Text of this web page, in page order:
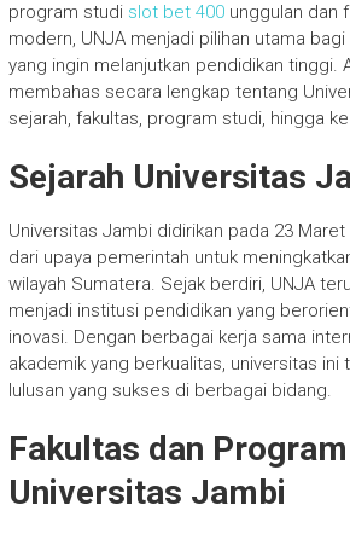
program studi slot bet 400unggulan dan
modern, UNJA menjadi pilihan utama
yang ingin melanjutkan pendidikan tinggi.
membahas secara lengkap tentang
sejarah, fakultas, program studi, hingga
Sejarah Universitas
Universitas Jambi didirikan pada 23
dari upaya pemerintah untuk
wilayah Sumatera. Sejak berdiri, UNJA
menjadi institusi pendidikan yang
inovasi. Dengan berbagai kerja sama
akademik yang berkualitas, universitas ini
lulusan yang sukses di berbagai bidang.
Fakultas dan
Universitas Jambi